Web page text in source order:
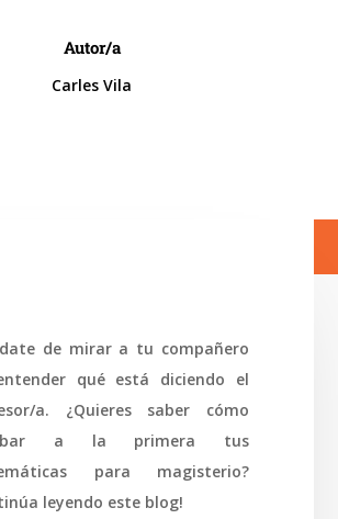
Autor/a
Carles Vila
de mirar a tu compañero
qué está diciendo el
a. ¿Quieres saber cómo
a la primera tus
para magisterio?
leyendo este blog!